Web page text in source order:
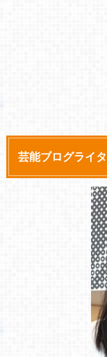
芸能ブログライ